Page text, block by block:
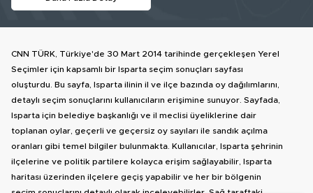
CNN TÜRK, Türkiye'de 30 Mart 2014 tarihinde gerçekleşen Yerel
Seçimler için kapsamlı bir Isparta seçim sonuçları sayfası
oluşturdu. Bu sayfa, Isparta ilinin il ve ilçe bazında oy dağılımlarını,
detaylı seçim sonuçlarını kullanıcıların erişimine sunuyor. Sayfada,
Isparta için belediye başkanlığı ve il meclisi üyeliklerine dair
toplanan oylar, geçerli ve geçersiz oy sayıları ile sandık açılma
oranları gibi temel bilgiler bulunmakta. Kullanıcılar, Isparta şehrinin
ilçelerine ve politik partilere kolayca erişim sağlayabilir, Isparta
haritası üzerinden ilçelere geçiş yapabilir ve her bir bölgenin